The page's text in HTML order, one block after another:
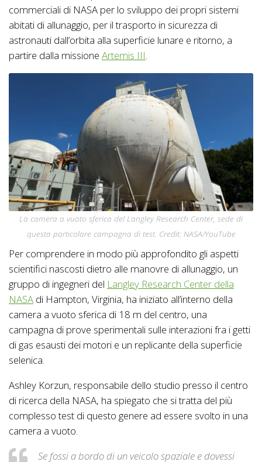
commerciali di NASA per lo sviluppo dei propri sistemi
abitati di allunaggio, per il trasporto in sicurezza di
astronauti dall’orbita alla superficie lunare e ritorno, a
partire dalla missione Artemis III.
La camera a vuoto sferica del Langley Research Center, sede di
questa particolare campagna di test. Credit: NASA/YouTube
Per comprendere in modo più approfondito gli aspetti
scientifici nascosti dietro alle manovre di allunaggio, un
gruppo di ingegneri del Langley Research Center della
NASA di Hampton, Virginia, ha iniziato all’interno della
camera a vuoto sferica di 18 m del centro, una
campagna di prove sperimentali sulle interazioni fra i getti
di gas esausti dei motori e un replicante della superficie
selenica.
Ashley Korzun, responsabile dello studio presso il centro
di ricerca della NASA, ha spiegato che si tratta del più
complesso test di questo genere ad essere svolto in una
camera a vuoto.
Se fossi a bordo di un veicolo spaziale e dovessi